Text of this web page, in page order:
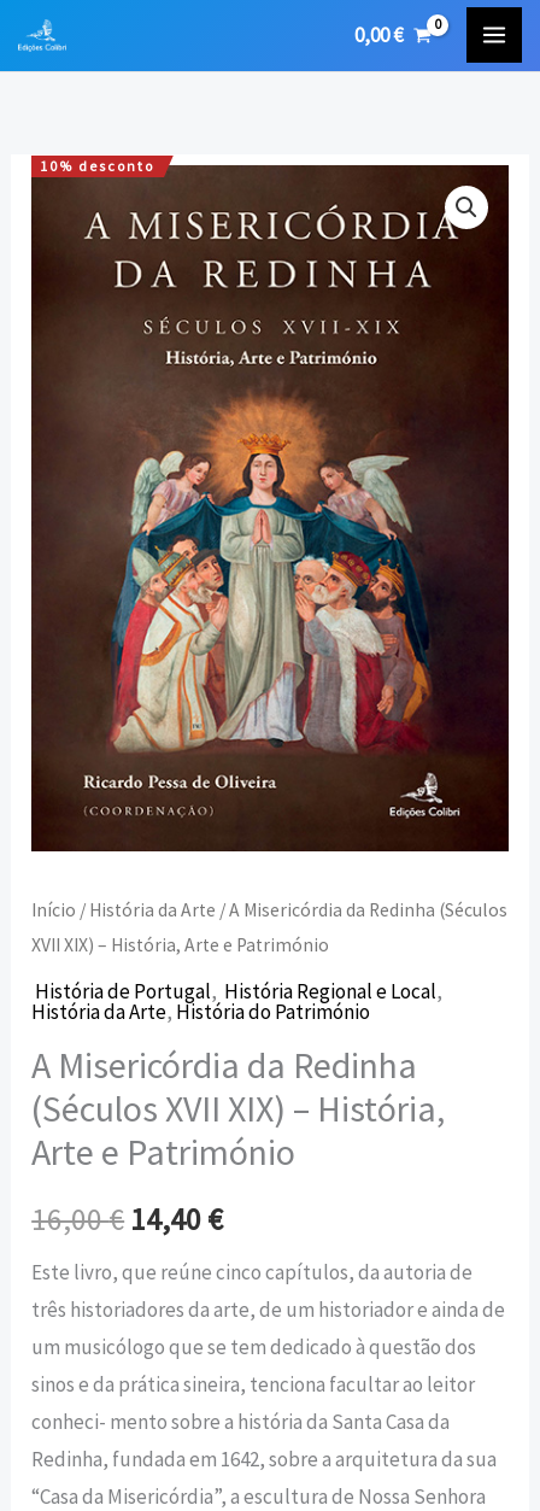
0,00€
10% desconto
Início / História da Arte / A Misericórdia da Redinha (Séculos
XVII XIX) – História, Arte e Património
História de Portugal, História Regional e Local,
História da Arte, História do Património
A Misericórdia da Redinha
(Séculos XVII XIX) – História,
Arte e Património
16,00€
preço
era:
16,00 €.
14,40€
preço
é:
14,40 €.
Este livro, que reúne cinco capítulos, da autoria de
três historiadores da arte, de um historiador e ainda de
um musicólogo que se tem dedicado à questão dos
sinos e da prática sineira, tenciona facultar ao leitor
conheci- mento sobre a história da Santa Casa da
Redinha, fundada em 1642, sobre a arquitetura da sua
“Casa da Misericórdia”, a escultura de Nossa Senhora
Quantidade
Misericórdia
Património